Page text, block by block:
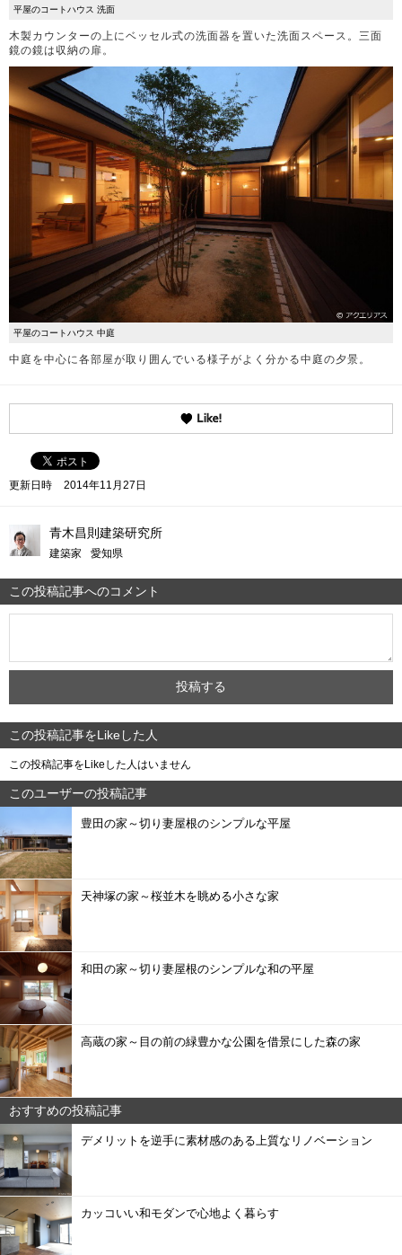
平屋のコートハウス 洗面
木製カウンターの上にベッセル式の洗面器を置いた洗面スペース。三面
鏡の鏡は収納の扉。
平屋のコートハウス 中庭
中庭を中心に各部屋が取り囲んでいる様子がよく分かる中庭の夕景。
更新日時 2014年11月27日
青木昌則建築研究所
建築家 愛知県
この投稿記事へのコメント
この投稿記事をLikeした人
この投稿記事をLikeした人はいません
このユーザーの投稿記事
豊田の家～切り妻屋根のシンプルな平屋
天神塚の家～桜並木を眺める小さな家
和田の家～切り妻屋根のシンプルな和の平屋
高蔵の家～目の前の緑豊かな公園を借景にした森の家
おすすめの投稿記事
デメリットを逆手に素材感のある上質なリノベーション
カッコいい和モダンで心地よく暮らす